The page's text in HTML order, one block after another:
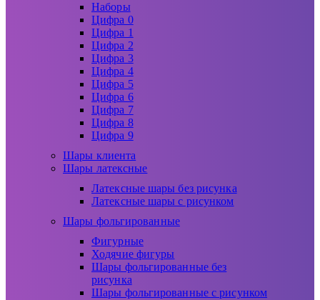
Наборы
Цифра 0
Цифра 1
Цифра 2
Цифра 3
Цифра 4
Цифра 5
Цифра 6
Цифра 7
Цифра 8
Цифра 9
Шары клиента
Шары латексные
Латексные шары без рисунка
Латексные шары с рисунком
Шары фольгированные
Фигурные
Ходячие фигуры
Шары фольгированные без
рисунка
Шары фольгированные с рисунком